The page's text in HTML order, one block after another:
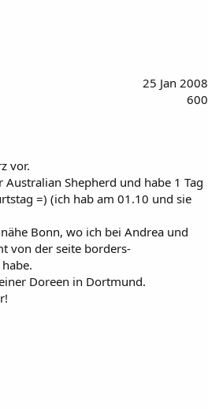
25 Jan 2008
600
vor.
Shepherd und habe 1 Tag
=) (ich hab am 01.10 und sie
Bonn, wo ich bei Andrea und
von der seite borders-
Doreen in Dortmund.